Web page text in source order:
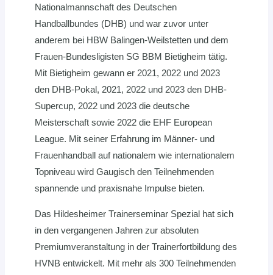
Nationalmannschaft des Deutschen
Handballbundes (DHB) und war zuvor unter
anderem bei HBW Balingen-Weilstetten und dem
Frauen-Bundesligisten SG BBM Bietigheim tätig.
Mit Bietigheim gewann er 2021, 2022 und 2023
den DHB-Pokal, 2021, 2022 und 2023 den DHB-
Supercup, 2022 und 2023 die deutsche
Meisterschaft sowie 2022 die EHF European
League. Mit seiner Erfahrung im Männer- und
Frauenhandball auf nationalem wie internationalem
Topniveau wird Gaugisch den Teilnehmenden
spannende und praxisnahe Impulse bieten.
Das Hildesheimer Trainerseminar Spezial hat sich
in den vergangenen Jahren zur absoluten
Premiumveranstaltung in der Trainerfortbildung des
HVNB entwickelt. Mit mehr als 300 Teilnehmenden